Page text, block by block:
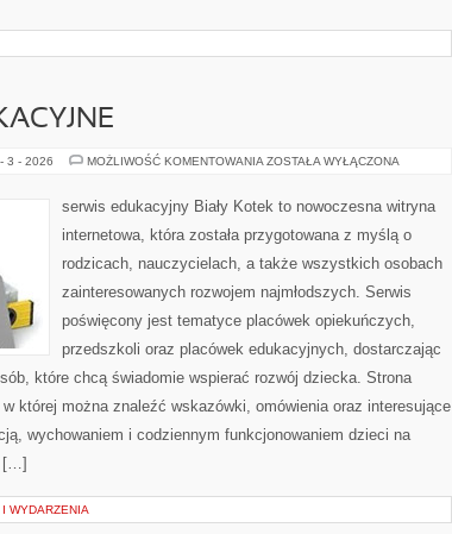
3 - 2026 MOŻLIWOŚĆ KOMENTOWANIA NOWINKI
ZOSTAŁA WYŁĄCZONA
serwis edukacyjny Biały Kotek to nowoczesna witryna
internetowa, która została przygotowana z myślą o
rodzicach, nauczycielach, a także wszystkich osobach
zainteresowanych rozwojem najmłodszych. Serwis
poświęcony jest tematyce placówek opiekuńczych,
przedszkoli oraz placówek edukacyjnych, dostarczając
które chcą świadomie wspierać rozwój dziecka. Strona
której można znaleźć wskazówki, omówienia oraz interesujące
wychowaniem i codziennym funkcjonowaniem dzieci na
[…]
WYDARZENIA